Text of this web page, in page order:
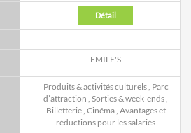
Détail
EMILE'S
Produits & activités culturels, Parc
d’attraction Sorties & week-ends
Billetterie, Cinéma, Avantages et
réductions pour les salariés